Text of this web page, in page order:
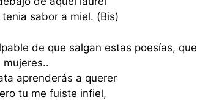
sabor a miel. (Bis)
de que salgan estas poesías, que
mujeres..
aprenderás a querer
tu me fuiste infiel,